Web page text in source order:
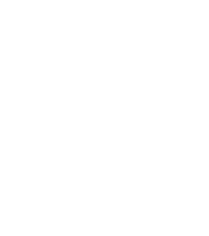
lei, template e